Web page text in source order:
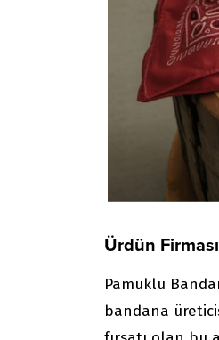
Ürdün
Pamuklu
bandana